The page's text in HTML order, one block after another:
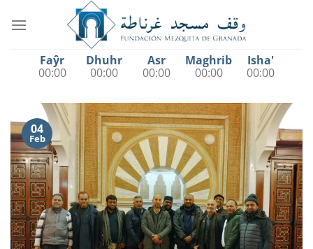
Faŷr
00:00
Dhuhr
00:00
Asr
00:00
Maghrib
00:00
Isha'
00:00
04
Feb